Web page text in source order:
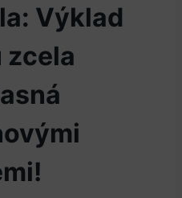
Výklad
zcela